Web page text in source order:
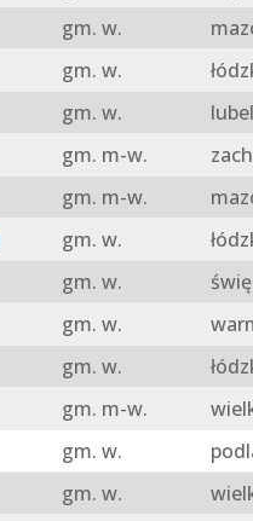
gm. w.
gm. w.
gm. w.
gm. m-w.
gm. m-w.
gm. w.
gm. w.
gm. w.
gm. w.
gm. m-w.
gm. w.
gm. w.